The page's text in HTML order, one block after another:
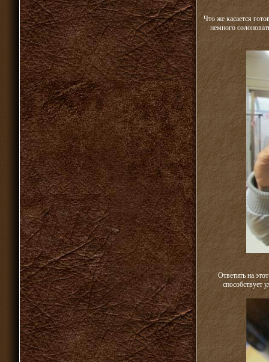
Что же касается
немного
Ответить на
способствует